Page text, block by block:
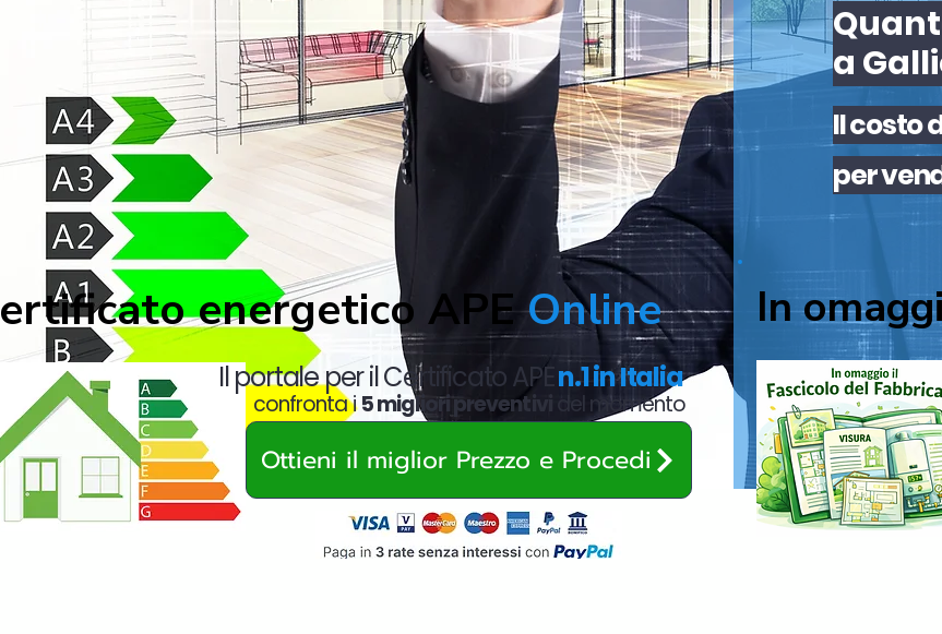
a
Ilcosto
per
energetico APEOnline
Ottieni il miglior Prezzo e Procedi
Il portale per il Certificato APE n.1 in Italia
confronta i5 migliori preventivi del momento
In